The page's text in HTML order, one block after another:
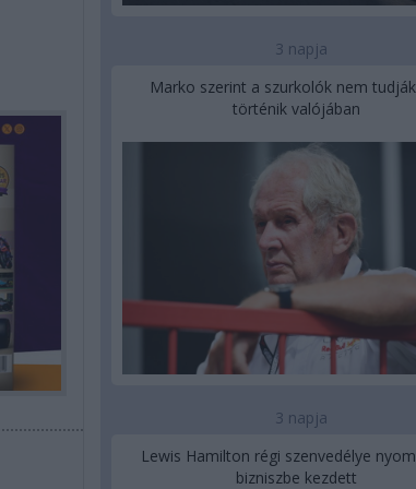
3 napja
Marko szerint a szurkolók nem
történik valójában
3 napja
Lewis Hamilton régi szenvedélye
bizniszbe kezdett